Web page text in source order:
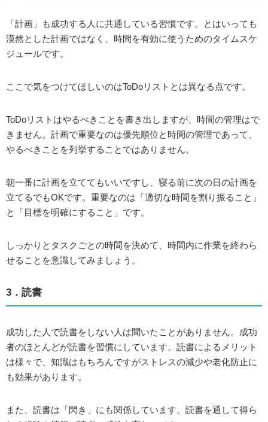
「計画」も成功する人に共通している習慣です。とはいっても
漠然とした計画ではなく、時間を有効に使うためのタイムスケ
ジュールです。
ここで気をつけてほしいのはToDoリストとは異なる点です。
ToDoリストはやるべきことを書き出しますが、時間の管理はで
きません。計画で重要なのは優先順位と時間の管理であって、
やるべきことを列挙することではありません。
朝一番に計画を立ててもいいですし、寝る前に次の日の計画を
立てるでもOKです。重要なのは「適切な時間を割り振ること」
と「目標を明確にすること」です。
しっかりとタスクごとの時間を決めて、時間内に作業を終わら
せることを意識してみましょう。
3．読書
成功した人で読書をしない人は聞いたことがありません。成功
者のほとんどが読書を習慣にしています。読書によるメリット
は様々で、知識はもちろんですがストレスの減少や老化防止に
も効果があります。
また、読書は「閃き」にも関係しています。読書を通して得ら